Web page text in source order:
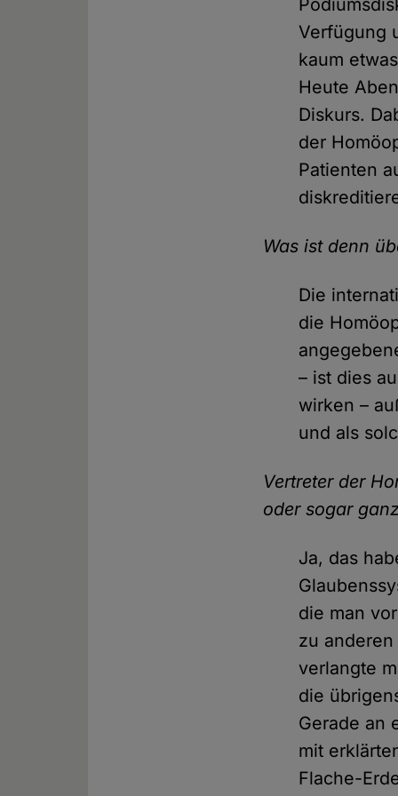
Verfügung
kaum
Heute
Diskurs.
der
Patienten
Was ist denn
Die
die
– ist dies
wirken –
und als
Vertreter der
oder sogar
Ja, das
die man
zu
verlangte
die
Gerade an
mit
Flache-